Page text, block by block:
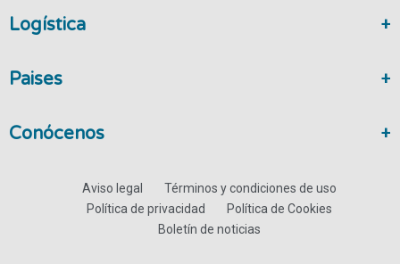
Logística
Paises
Conócenos
Aviso legal
Términos y condiciones de uso
Política de privacidad
Política de Cookies
Boletín de noticias